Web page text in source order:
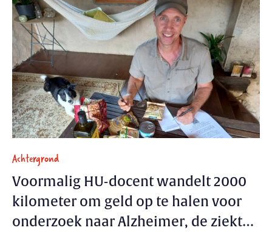
Achtergrond
Voormalig HU-docent wandelt 2000
kilometer om geld op te halen voor
onderzoek naar Alzheimer, de ziekte